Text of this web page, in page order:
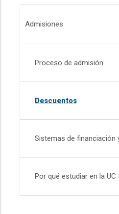
Admisiones
Proceso de admisión
Descuentos
Sistemas de financiación
Por qué estudiar en la UC